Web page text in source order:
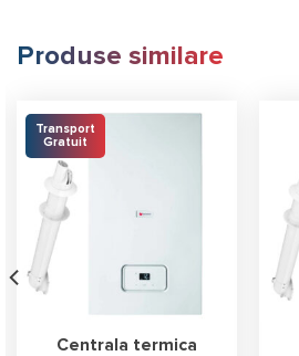
Produse similare
Transport
Gratuit
Centrala termica